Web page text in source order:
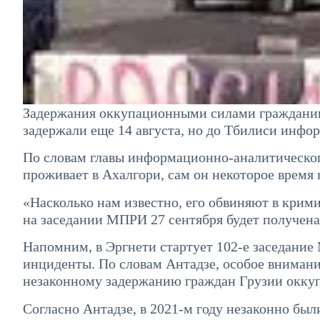
Задержания оккупационными силами
задержали еще 14 августа, но до Тбилиси
По словам главы информационно-
проживает в Ахалгори, сам он некоторое время
«Насколько нам известно, его обвиняют в
на заседании МПРИ 27 сентября будет
Напомним, в Эргнети стартует 102-е
инциденты. По словам Антадзе, особое
незаконному задержанию граждан Грузии
Согласно Антадзе, в 2021-м году незаконно